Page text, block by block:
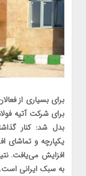
برای بسیاری از
برای شرکت آتیه
بدل شد: کنار
افزایش می‌یافت.
به سبک ایرانی است.